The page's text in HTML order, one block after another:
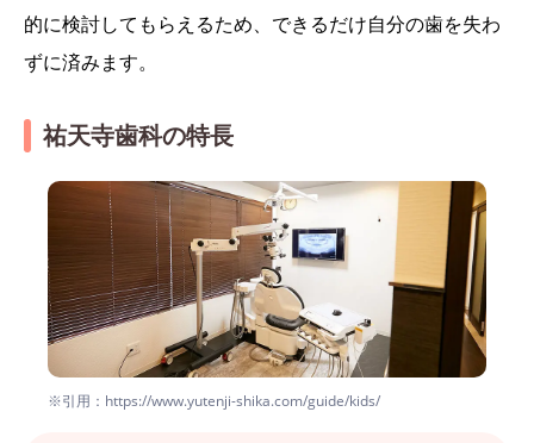
的に検討してもらえるため、できるだけ自分の歯を失わ
ずに済みます。
祐天寺歯科の特長
※引用：https://www.yutenji-shika.com/guide/kids/